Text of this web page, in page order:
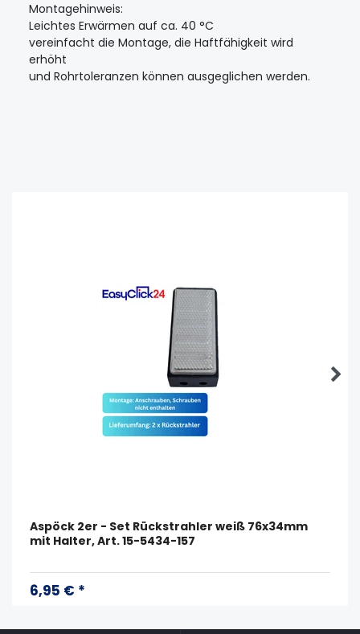
Montagehinweis:
Leichtes Erwärmen auf ca. 40 °C
vereinfacht die Montage, die Haftfähigkeit wird
erhöht
und Rohrtoleranzen können ausgeglichen werden.
Aspöck 2er - Set Rückstrahler weiß 76x34mm
mit Halter, Art. 15-5434-157
6,95 € *